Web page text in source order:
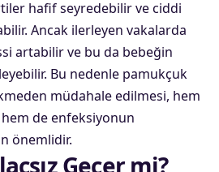
hafif seyredebilir ve ciddi
Ancak ilerleyen vakalarda
artabilir ve bu da bebeğin
Bu nedenle pamukçuk
müdahale edilmesi, hem
de enfeksiyonun
önemlidir.
Geçer mi?